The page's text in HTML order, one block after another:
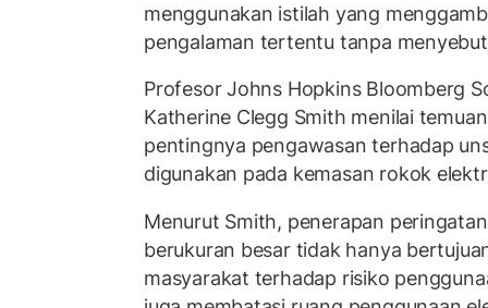
menggunakan istilah yang
pengalaman tertentu tanpa
Profesor Johns Hopkins Bloomberg
Katherine Clegg Smith menilai
pentingnya pengawasan terhadap
digunakan pada kemasan rokok
Menurut Smith, penerapan
berukuran besar tidak hanya
masyarakat terhadap risiko